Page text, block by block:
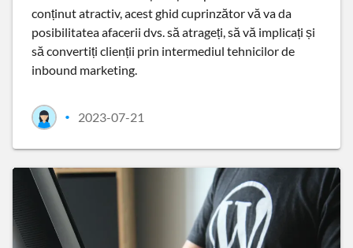
conținut atractiv, acest ghid cuprinzător vă va da
posibilitatea afacerii dvs. să atrageți, să vă implicați și
să convertiți clienții prin intermediul tehnicilor de
inbound marketing.
• 2023-07-21